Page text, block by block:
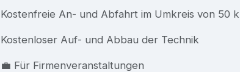
Kostenfreie An- und Abfahrt im Umkreis von 50
Kostenloser Auf- und Abbau der Technik
💼 Für Firmenveranstaltungen